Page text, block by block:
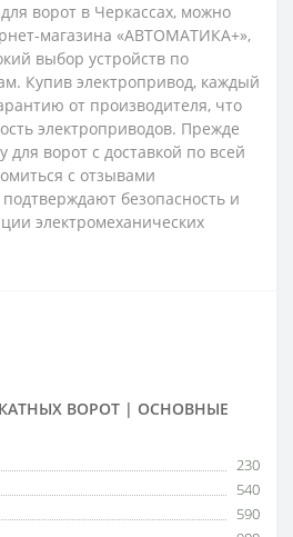
ворот в Черкассах, можно
магазина «АВТОМАТИКА+»,
выбор устройств по
Купив электропривод, каждый
от производителя, что
электроприводов. Прежде
для ворот с доставкой по всей
с отзывами
безопасность и
электромеханических
ВОРОТ | ОСНОВНЫЕ
230
540
590